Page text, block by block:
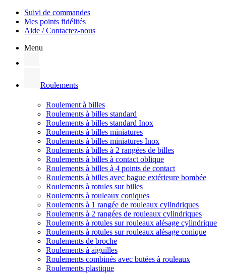
Suivi de commandes
Mes points fidélités
Aide / Contactez-nous
Menu
Roulements
Roulement à billes
Roulements à billes standard
Roulements à billes standard Inox
Roulements à billes miniatures
Roulements à billes miniatures Inox
Roulements à billes à 2 rangées de billes
Roulements à billes à contact oblique
Roulements à billes à 4 points de contact
Roulements à billes avec bague extérieure bombée
Roulements à rotules sur billes
Roulements à rouleaux coniques
Roulements à 1 rangée de rouleaux cylindriques
Roulements à 2 rangées de rouleaux cylindriques
Roulements à rotules sur rouleaux alésage cylindrique
Roulements à rotules sur rouleaux alésage conique
Roulements de broche
Roulements à aiguilles
Roulements combinés avec butées à rouleaux
Roulements plastique